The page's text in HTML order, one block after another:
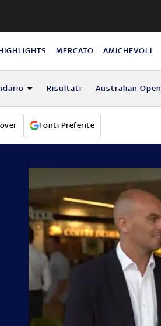
MERCATO AMICHEVOLI
Risultati Australian Open
Fonti Preferite